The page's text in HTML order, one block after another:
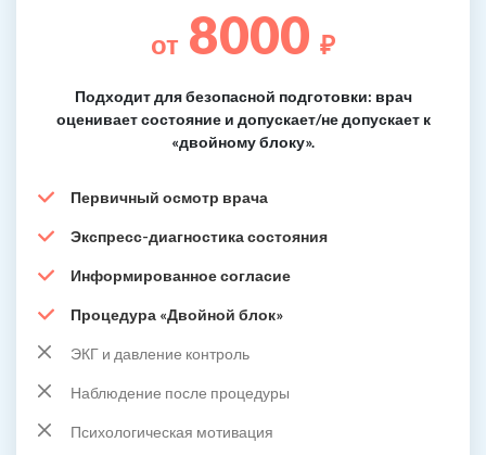
от 8000 ₽
Подходит для безопасной подготовки: врач
оценивает состояние и допускает/не допускает к
«двойному блоку».
Первичный осмотр врача
Экспресс-диагностика состояния
Информированное согласие
Процедура «Двойной блок»
ЭКГ и давление контроль
Наблюдение после процедуры
Психологическая мотивация